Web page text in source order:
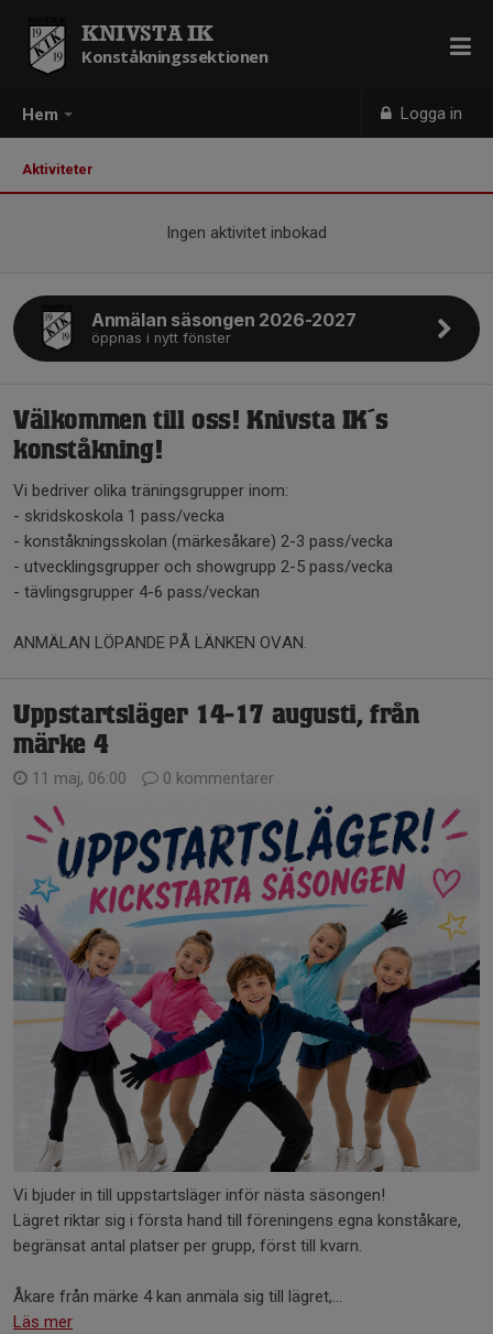
Hem Logga in
KNIVSTA IK
Konståkningssektionen
Aktiviteter
Ingen aktivitet inbokad
Anmälan säsongen 2026-2027
öppnas i nytt fönster
Välkommen till oss! Knivsta IK´s
konståkning!
Vi bedriver olika träningsgrupper inom:
- skridskoskola 1 pass/vecka
- konståkningsskolan (märkesåkare) 2-3 pass/vecka
- utvecklingsgrupper och showgrupp 2-5 pass/vecka
- tävlingsgrupper 4-6 pass/veckan
ANMÄLAN LÖPANDE PÅ LÄNKEN OVAN.
Uppstartsläger 14-17 augusti, från
märke 4
11 maj, 06:00 0 kommentarer
Vi bjuder in till uppstartsläger inför nästa säsongen!
Lägret riktar sig i första hand till föreningens egna konståkare,
begränsat antal platser per grupp, först till kvarn.
Åkare från märke 4 kan anmäla sig till lägret,...
Läs mer